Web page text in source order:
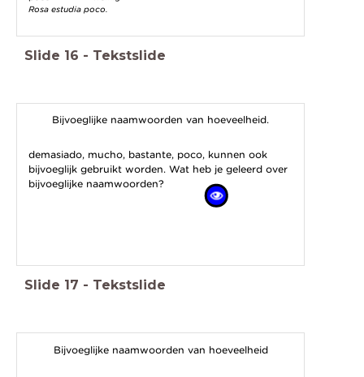
Rosa estudia poco.
Slide 16 - Tekstslide
Bijvoeglijke naamwoorden van hoeveelheid.
demasiado, mucho, bastante, poco, kunnen ook
bijvoeglijk gebruikt worden. Wat heb je geleerd over
bijvoeglijke naamwoorden?
Slide 17 - Tekstslide
Bijvoeglijke naamwoorden van hoeveelheid